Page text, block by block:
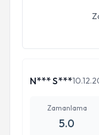
N*** S***
Zamanlama
5.0